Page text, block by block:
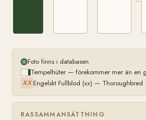
Foto finns i databasen
Tempelhüter — förekommer mer än en
XX Engelskt Fullblod (xx) — Thoroughbred
RASSAMMANSÄTTNING